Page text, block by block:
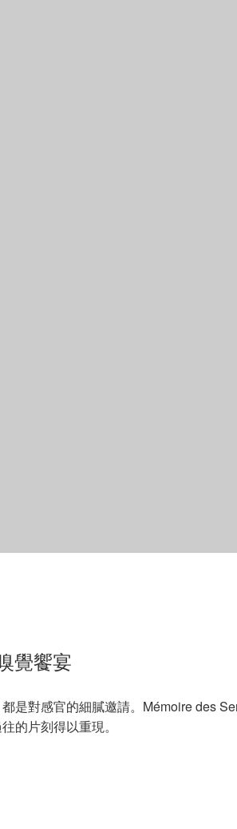
承載
成為
覺饗宴
是對感官的細膩邀請。Mémoire des
的片刻得以重現。